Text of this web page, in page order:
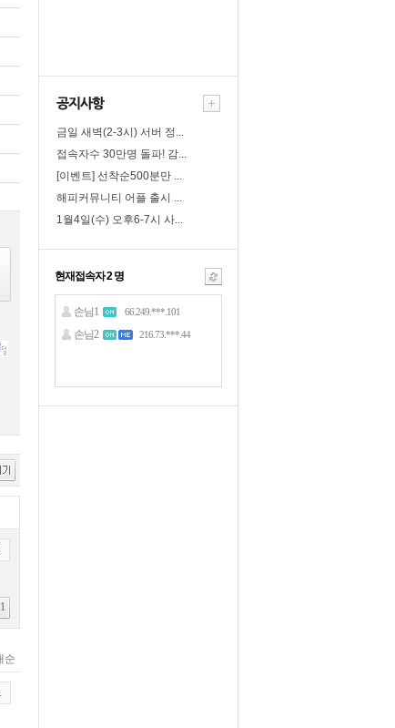
금일 새벽(2-3시) 서버 정...
접속자수 30만명 돌파! 감...
[이벤트] 선착순500분만 ...
해피커뮤니티 어플 출시 ...
1월4일(수) 오후6-7시 사...
현재접속자2명